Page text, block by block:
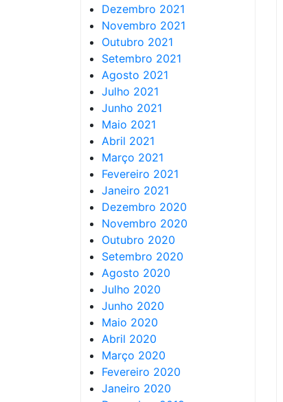
Dezembro 2021
Novembro 2021
Outubro 2021
Setembro 2021
Agosto 2021
Julho 2021
Junho 2021
Maio 2021
Abril 2021
Março 2021
Fevereiro 2021
Janeiro 2021
Dezembro 2020
Novembro 2020
Outubro 2020
Setembro 2020
Agosto 2020
Julho 2020
Junho 2020
Maio 2020
Abril 2020
Março 2020
Fevereiro 2020
Janeiro 2020